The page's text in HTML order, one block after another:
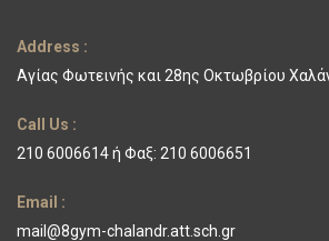
Address :
Αγίας Φωτεινής και 28ης Οκτωβρίου
Call Us :
210 6006614 ή Φαξ: 210 6006651
Email :
mail@8gym-chalandr.att.sch.gr